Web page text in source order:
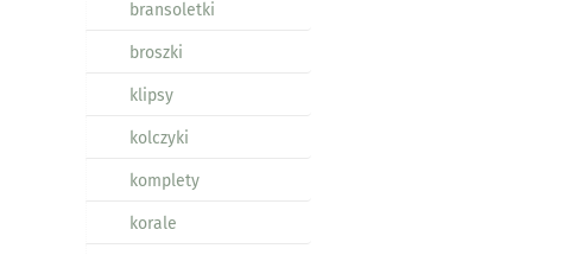
bransoletki
broszki
klipsy
kolczyki
komplety
korale